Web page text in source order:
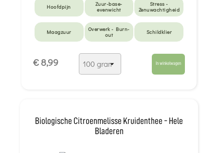
Hoofdpijn
Zuur-base-
evenwicht
Stress -
Zenuwachtigheid
Maagzuur
Overwerk - Burn-
out
Schildklier
emoties
Anti-muggen -
Voor de kleintjes
€ 8,99 In winkelwagen
Biologische Citroenmelisse Kruidenthee - Hele
Bladeren